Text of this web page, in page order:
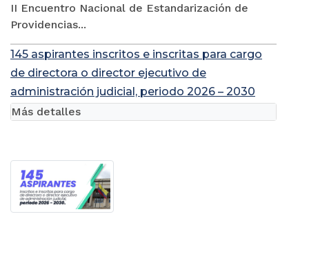
II Encuentro Nacional de Estandarización de
Providencias...
145 aspirantes inscritos e inscritas para cargo
de directora o director ejecutivo de
administración judicial, periodo 2026 – 2030
Más detalles